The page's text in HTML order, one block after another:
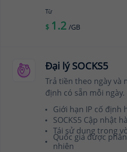
Từ
$ 1.2 /GB
Đại lý SOCKS5
Trả tiền theo ngày và
định có sẵn mỗi ngày.
Giới hạn IP cố định
SOCKS5 Cập nhật
Tái sử dụng trong
Quốc gia được
nhiên